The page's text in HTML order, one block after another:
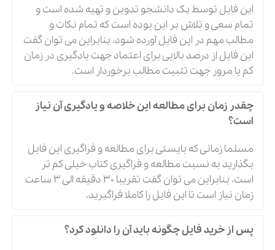
این فایل توسط یک دانشجو تدوین و تهیه شده است و
تمام سعی و تلاش بر این بوده است که تمام نکات و
مطالب مهم در این فایل آورده شود، بنابراین می توان گفت
این فایل از درصد بالایی برای اعتماد جهت یادگیری در زمان
کم یا مرور جهت تثبیت مطالب برخوردار است.
چقدر زمان برای مطالعه این خلاصه و یادگیری آن نیاز
است؟
مسلما زمانی که بایستی برای مطالعه و فراگیری این فایل
بگذارید به نسبت مطالعه و فراگیری کتاب خیلی کم تر
است، بنابراین می توان گفت تقریبا 30 دقیقه الی 3 ساعت
زمان نیاز است تا این فایل را کاملا فراگیرید.
پس از خرید فایل چگونه باید آن را دانلود کرد؟